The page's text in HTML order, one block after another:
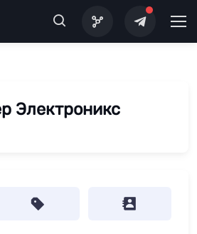
Электроникс